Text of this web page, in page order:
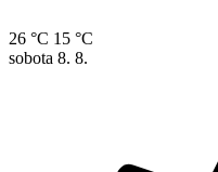
26 °C 15 °C
sobota 8. 8.